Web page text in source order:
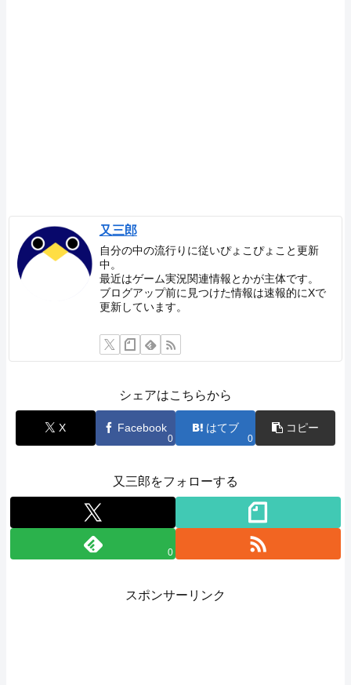
又三郎
自分の中の流行りに従いぴょこぴょこと更新
中。
最近はゲーム実況関連情報とかが主体です。
ブログアップ前に見つけた情報は速報的にXで
更新しています。
シェアはこちらから
X Facebook
0
はてブ
0
コピー
又三郎をフォローする
0
スポンサーリンク